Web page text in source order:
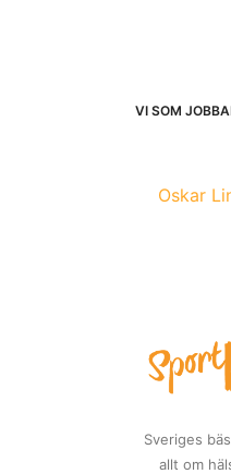
VI SOM
Oskar
Sveriges
allt om